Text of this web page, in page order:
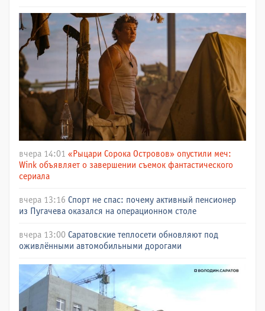
вчера 14:01 «Рыцари Сорока Островов» опустили меч:
Wink объявляет о завершении съемок фантастического
сериала
вчера 13:16 Спорт не спас: почему активный пенсионер
из Пугачева оказался на операционном столе
вчера 13:00 Саратовские теплосети обновляют под
оживлёнными автомобильными дорогами